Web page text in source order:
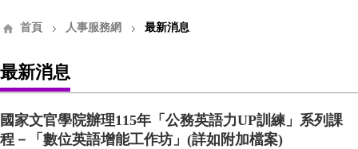
首頁 人事服務網 最新消息
最新消息
國家文官學院辦理115年「公務英語力UP訓練」系列課
程－「數位英語增能工作坊」(詳如附加檔案)